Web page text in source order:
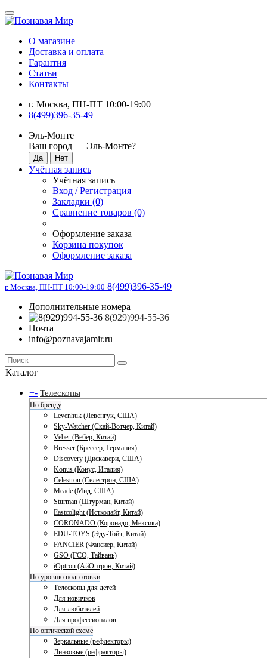
О магазине
Доставка и оплата
Гарантия
Статьи
Контакты
г. Москва, ПН-ПТ 10:00-19:00
8(499)396-35-49
Эль-Монте
Ваш город — Эль-Монте?
Учётная запись
Учётная запись
Вход / Регистрация
Закладки (0)
Сравнение товаров (0)
Оформление заказа
Корзина покупок
Оформление заказа
г. Москва, ПН-ПТ 10:00-19:00 8(499)396-35-49
Дополнительные номера
8(929)994-55-36
Почта
info@poznavajamir.ru
Каталог
+- Телескопы
По бренду
Levenhuk (Левенгук, США)
Sky-Watcher (Скай-Вотчер, Китай)
Veber (Вебер, Китай)
Bresser (Брессер, Германия)
Discovery (Дискавери, США)
Konus (Конус, Италия)
Celestron (Селестрон, США)
Meade (Мид, США)
Sturman (Штурман, Китай)
Eastcolight (Истколайт, Китай)
CORONADO (Коронадо, Мексика)
EDU-TOYS (Эду-Тойз, Китай)
FANCIER (Фансиер, Китай)
GSO (ГСО, Тайвань)
iOptron (АйОптрон, Китай)
По уровню подготовки
Телескопы для детей
Для новичков
Для любителей
Для профессионалов
По оптической схеме
Зеркальные (рефлекторы)
Линзовые (рефракторы)